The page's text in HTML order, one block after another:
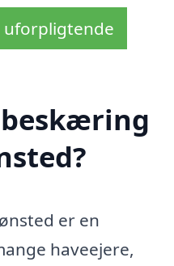
uforpligtende
er en
haveejere,